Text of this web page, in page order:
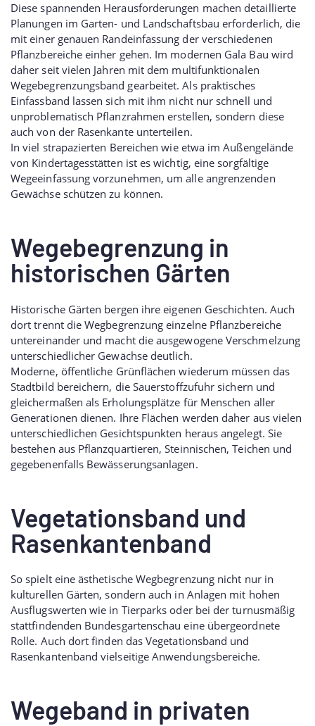
Diese spannenden Herausforderungen machen detaillierte
Planungen im Garten- und Landschaftsbau erforderlich, die
mit einer genauen Randeinfassung der verschiedenen
Pflanzbereiche einher gehen. Im modernen Gala Bau wird
daher seit vielen Jahren mit dem multifunktionalen
Wegebegrenzungsband gearbeitet. Als praktisches
Einfassband lassen sich mit ihm nicht nur schnell und
unproblematisch Pflanzrahmen erstellen, sondern diese
auch von der Rasenkante unterteilen.
In viel strapazierten Bereichen wie etwa im Außengelände
von Kindertagesstätten ist es wichtig, eine sorgfältige
Wegeeinfassung vorzunehmen, um alle angrenzenden
Gewächse schützen zu können.
Wegebegrenzung in
historischen Gärten
Historische Gärten bergen ihre eigenen Geschichten. Auch
dort trennt die Wegbegrenzung einzelne Pflanzbereiche
untereinander und macht die ausgewogene Verschmelzung
unterschiedlicher Gewächse deutlich.
Moderne, öffentliche Grünflächen wiederum müssen das
Stadtbild bereichern, die Sauerstoffzufuhr sichern und
gleichermaßen als Erholungsplätze für Menschen aller
Generationen dienen. Ihre Flächen werden daher aus vielen
unterschiedlichen Gesichtspunkten heraus angelegt. Sie
bestehen aus Pflanzquartieren, Steinnischen, Teichen und
gegebenenfalls Bewässerungsanlagen.
Vegetationsband und
Rasenkantenband
So spielt eine ästhetische Wegbegrenzung nicht nur in
kulturellen Gärten, sondern auch in Anlagen mit hohen
Ausflugswerten wie in Tierparks oder bei der turnusmäßig
stattfindenden Bundesgartenschau eine übergeordnete
Rolle. Auch dort finden das Vegetationsband und
Rasenkantenband vielseitige Anwendungsbereiche.
Wegeband in privaten